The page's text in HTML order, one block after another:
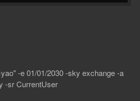
-e 01/01/2030 -sky exchange -a
-sr CurrentUser